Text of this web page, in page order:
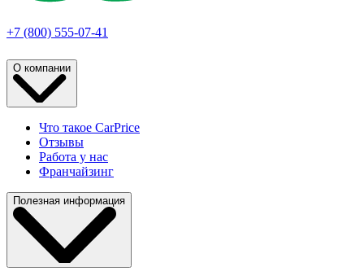
+7 (800) 555-07-41
О компании
Что такое CarPrice
Отзывы
Работа у нас
Франчайзинг
Полезная информация